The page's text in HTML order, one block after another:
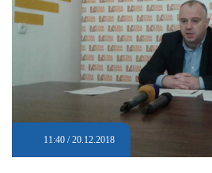
11:40 / 20.12.2018